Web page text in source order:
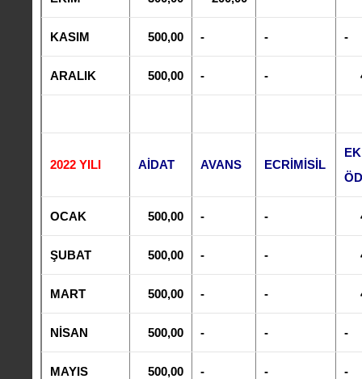
KASIM 500,00 - - -
ARALIK 500,00 - -
2022 YILI AİDAT AVANS ECRİMİSİL
EK
OCAK 500,00 - -
ŞUBAT 500,00 - -
MART 500,00 - -
NİSAN 500,00 - - -
MAYIS 500,00 - - -